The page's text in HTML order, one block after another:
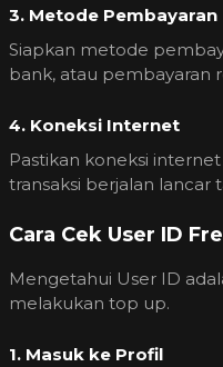
3. Metode Pembayaran
Siapkan metode
bank, atau pembayaran
4. Koneksi Internet
Pastikan koneksi
transaksi berjalan lancar
Cara Cek User ID
Mengetahui User ID
melakukan top up.
1. Masuk ke Profil